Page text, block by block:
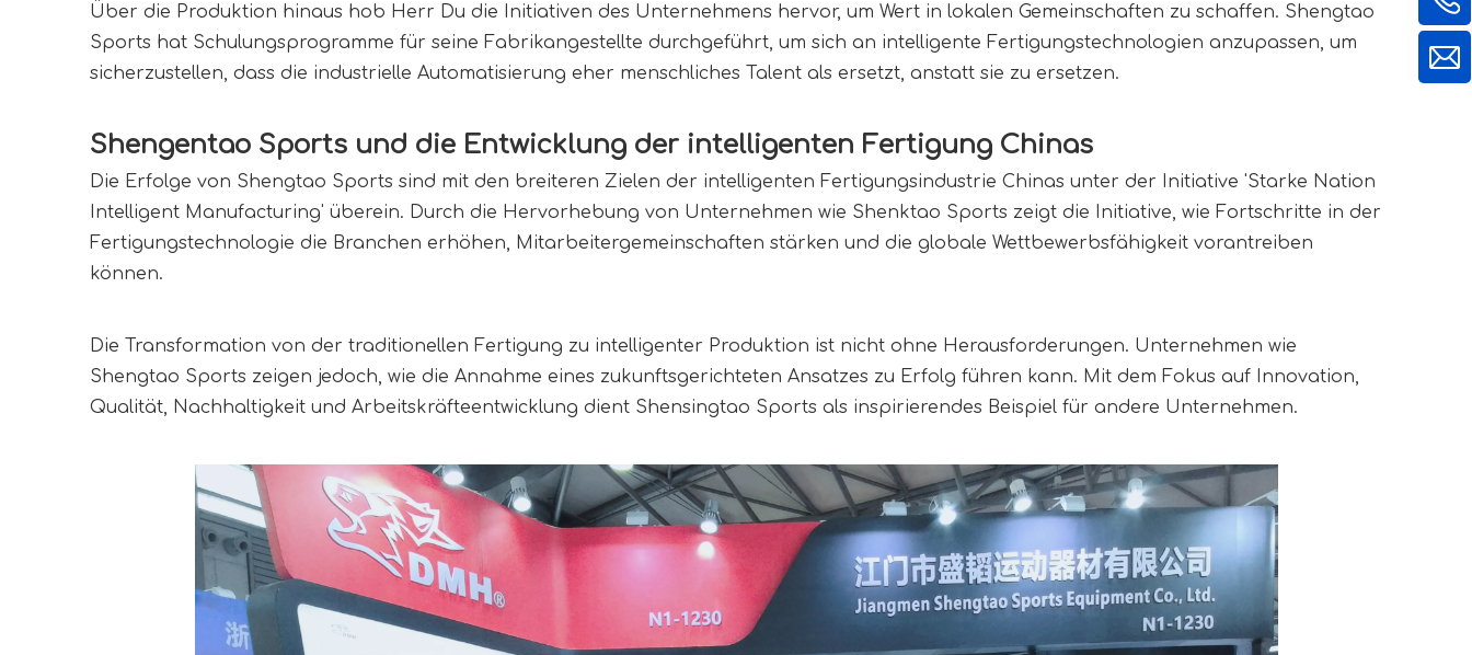
Über die Produktion hinaus hob Herr Du die Initiativen des Unternehmens hervor, um Wert in lokalen Gemeinschaften zu schaffen. Shengtao
Sports hat Schulungsprogramme für seine Fabrikangestellte durchgeführt, um sich an intelligente Fertigungstechnologien anzupassen, um
sicherzustellen, dass die industrielle Automatisierung eher menschliches Talent als ersetzt, anstatt sie zu ersetzen.
Shengentao Sports und die Entwicklung der intelligenten Fertigung Chinas
Die Erfolge von Shengtao Sports sind mit den breiteren Zielen der intelligenten Fertigungsindustrie Chinas unter der Initiative 'Starke Nation
Intelligent Manufacturing' überein. Durch die Hervorhebung von Unternehmen wie Shenktao Sports zeigt die Initiative, wie Fortschritte in der
Fertigungstechnologie die Branchen erhöhen, Mitarbeitergemeinschaften stärken und die globale Wettbewerbsfähigkeit vorantreiben
können.
Die Transformation von der traditionellen Fertigung zu intelligenter Produktion ist nicht ohne Herausforderungen. Unternehmen wie
Shengtao Sports zeigen jedoch, wie die Annahme eines zukunftsgerichteten Ansatzes zu Erfolg führen kann. Mit dem Fokus auf Innovation,
Qualität, Nachhaltigkeit und Arbeitskräfteentwicklung dient Shensingtao Sports als inspirierendes Beispiel für andere Unternehmen.